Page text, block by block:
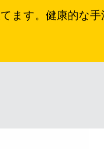
ます。健康的な